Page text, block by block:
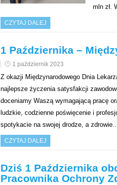
mln zł.
CZYTAJ DALEJ
1 Października –
1 październik 2023
Z okazji Międzynarodowego Dnia
najlepsze życzenia satysfakcji
doceniamy Waszą wymagającą pracę
ludzkie, codzienne poświęcenie i
spotykacie na swojej drodze, a
CZYTAJ DALEJ
Dziś 1 Października
Pracownika Ochrony